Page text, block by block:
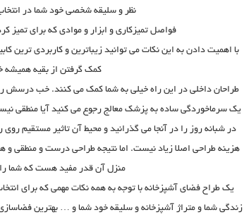
نظر و سلیقه شخصی خود شما در
فواصل تمیزکاری و ابزار و موادی که برای تمیز
با اهمیت دادن به این نکات می توانید زیباترین و کاربردی ترین
کمک گرفتن از بقیه
طراحان داخلی در این راه خیلی به شما کمک می کنند. خب درسش
یک سرماخوردگی ساده به پزشک معالج رجوع می کنید آیا منطقی
در شبانه روز را در آنجا می گذرانید و محیط آن تاثیر مستقیم
هزینه طراحی اصلا زیاد نیست. اما نتیجه طراحی درست و منطقی و
منزل آن قدر مفید هست که شما
یک طراح فضای آشپزخانه با توجه به همه نکات مهمی که برای
زندگی شما و متراژ آشپزخانه و سلیقه خود شما و … بهترین